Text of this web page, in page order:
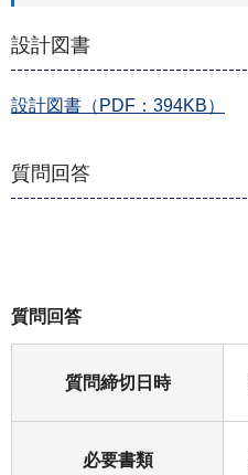
設計図書
設計図書（PDF：394KB）
質問回答
質問回答
質問締切日時
必要書類